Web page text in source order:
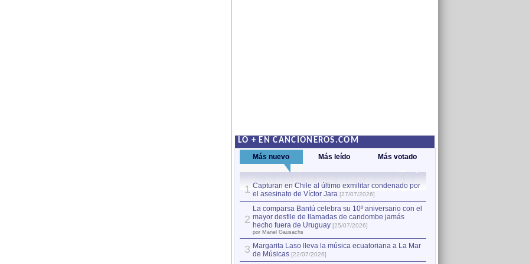
LO + EN CANCIONEROS.COM
Más nuevo Más leído Más votado
1 Capturan en Chile al último exmilitar condenado por
el asesinato de Víctor Jara [27/07/2026]
2
La comparsa Bantú celebra su 10º aniversario con el
mayor desfile de llamadas de candombe jamás
hecho fuera de Uruguay [25/07/2026]
por Manel Gausachs
3 Margarita Laso lleva la música ecuatoriana a La Mar
de Músicas [22/07/2026]